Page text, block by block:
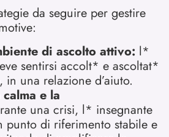
da seguire per gestire
di ascolto attivo: l*
sentirsi accolt* e ascoltat*
in una relazione d’aiuto.
e la
una crisi, l* insegnante
punto di riferimento stabile e